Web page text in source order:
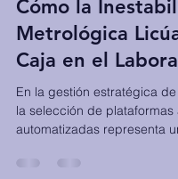
El Espejismo del
Cómo la
Metrológica
Caja en el
En la gestión estratégica de